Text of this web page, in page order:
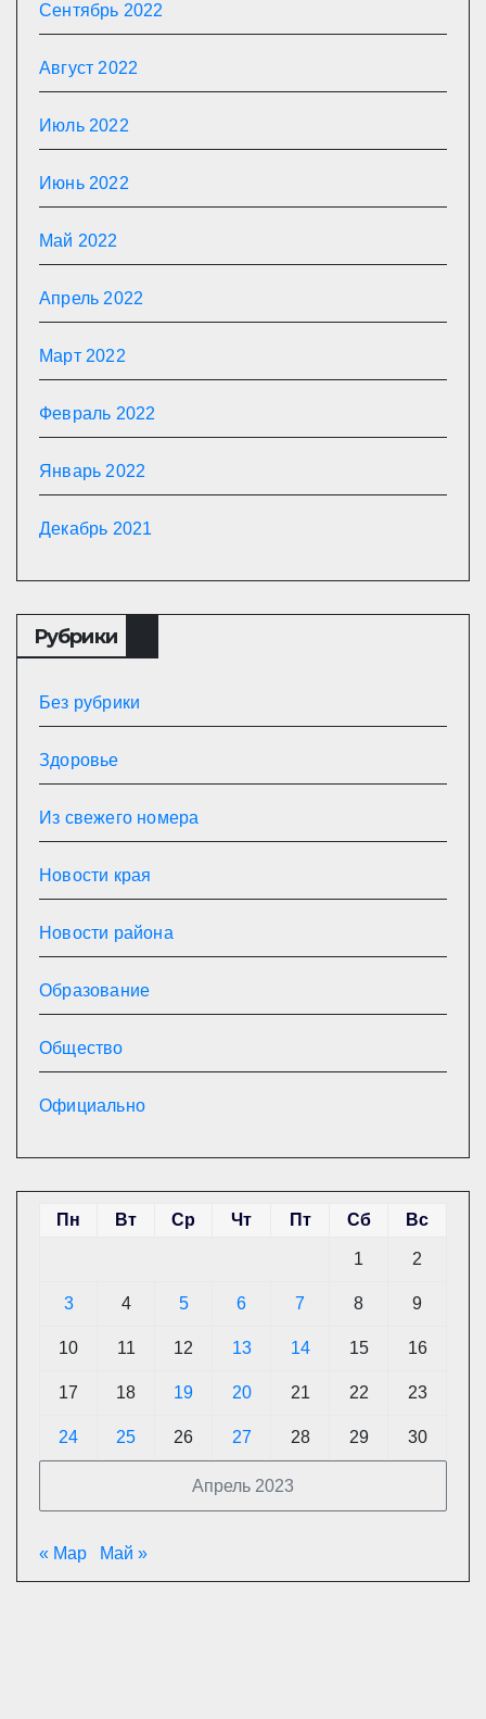
Сентябрь 2022
Август 2022
Июль 2022
Июнь 2022
Май 2022
Апрель 2022
Март 2022
Февраль 2022
Январь 2022
Декабрь 2021
Рубрики
Без рубрики
Здоровье
Из свежего номера
Новости края
Новости района
Образование
Общество
Официально
Апрель 2023
Пн Вт Ср Чт Пт Сб Вс
1 2
3 4 5 6 7 8 9
10 11 12 13 14 15 16
17 18 19 20 21 22 23
24 25 26 27 28 29 30
« Мар Май »